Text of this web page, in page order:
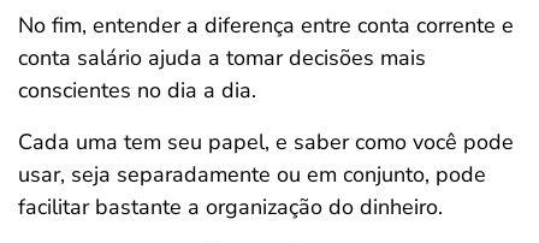
No fim, entender a diferença entre conta corrente e
conta salário ajuda a tomar decisões mais
conscientes no dia a dia.
Cada uma tem seu papel, e saber como você pode
usar, seja separadamente ou em conjunto, pode
facilitar bastante a organização do dinheiro.